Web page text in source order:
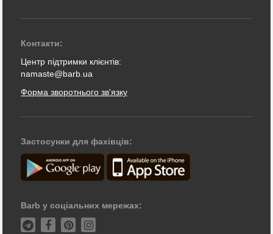
Контакти:
Центр підтримки клієнтів:
namaste@barb.ua
Форма зворотнього зв'язку
Застосунки для фахівців:
Barb у соціальних мережах: